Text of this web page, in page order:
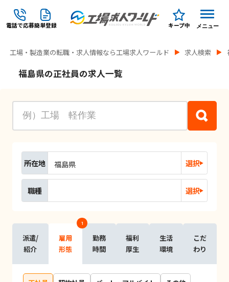
電話で応募簡単登録 キープ中 メニュー
工場・製造業の転職・求人情報なら工場求人ワールド 求人検索
福島県の正社員の求人一覧
所在地 福島県 選択
職種 選択
派遣/
紹介
雇用
形態
1
勤務
時間
福利
厚生
生活
環境
こだ
わり